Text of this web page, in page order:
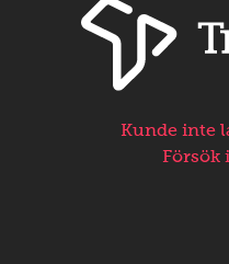
Kunde inte
Försök